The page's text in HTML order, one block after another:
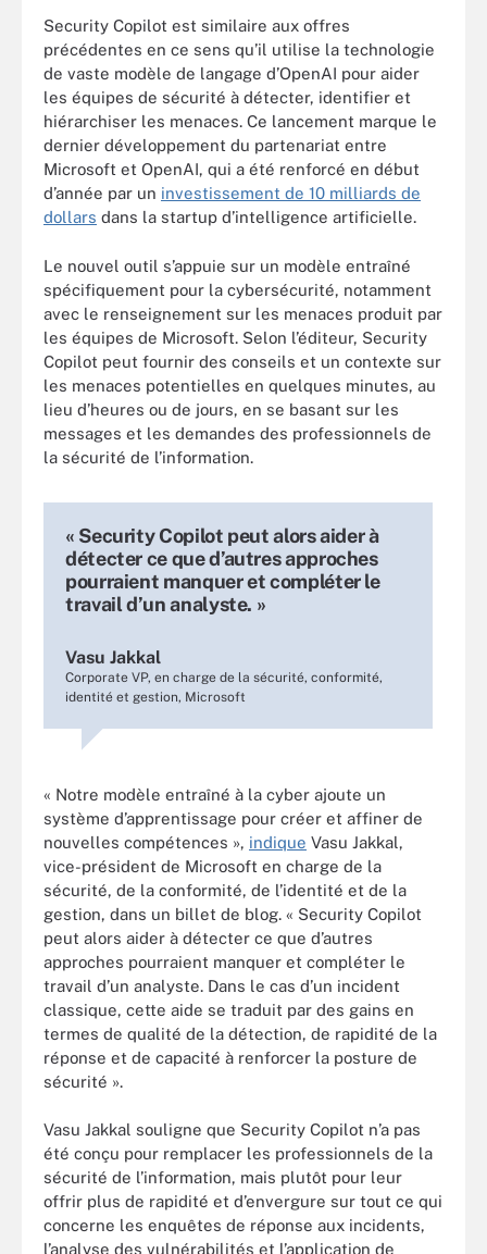
Security Copilot est similaire aux offres
précédentes en ce sens qu’il utilise la technologie
de vaste modèle de langage d’OpenAI pour aider
les équipes de sécurité à détecter, identifier et
hiérarchiser les menaces. Ce lancement marque le
dernier développement du partenariat entre
Microsoft et OpenAI, qui a été renforcé en début
d’année par un investissement de 10 milliards de
dollars dans la startup d’intelligence artificielle.
Le nouvel outil s’appuie sur un modèle entraîné
spécifiquement pour la cybersécurité, notamment
avec le renseignement sur les menaces produit par
les équipes de Microsoft. Selon l’éditeur, Security
Copilot peut fournir des conseils et un contexte sur
les menaces potentielles en quelques minutes, au
lieu d’heures ou de jours, en se basant sur les
messages et les demandes des professionnels de
la sécurité de l’information.
« Security Copilot peut alors aider à
détecter ce que d’autres approches
pourraient manquer et compléter le
travail d’un analyste. »
Vasu Jakkal
Corporate VP, en charge de la sécurité, conformité,
identité et gestion, Microsoft
« Notre modèle entraîné à la cyber ajoute un
système d’apprentissage pour créer et affiner de
nouvelles compétences », indique Vasu Jakkal,
vice-président de Microsoft en charge de la
sécurité, de la conformité, de l’identité et de la
gestion, dans un billet de blog. « Security Copilot
peut alors aider à détecter ce que d’autres
approches pourraient manquer et compléter le
travail d’un analyste. Dans le cas d’un incident
classique, cette aide se traduit par des gains en
termes de qualité de la détection, de rapidité de la
réponse et de capacité à renforcer la posture de
sécurité ».
Vasu Jakkal souligne que Security Copilot n’a pas
été conçu pour remplacer les professionnels de la
sécurité de l’information, mais plutôt pour leur
offrir plus de rapidité et d’envergure sur tout ce qui
concerne les enquêtes de réponse aux incidents,
l’analyse des vulnérabilités et l’application de